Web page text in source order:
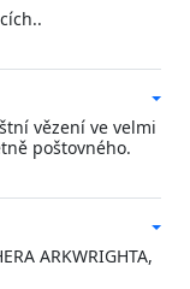
vězení ve velmi
poštovného.
ARKWRIGHTA,